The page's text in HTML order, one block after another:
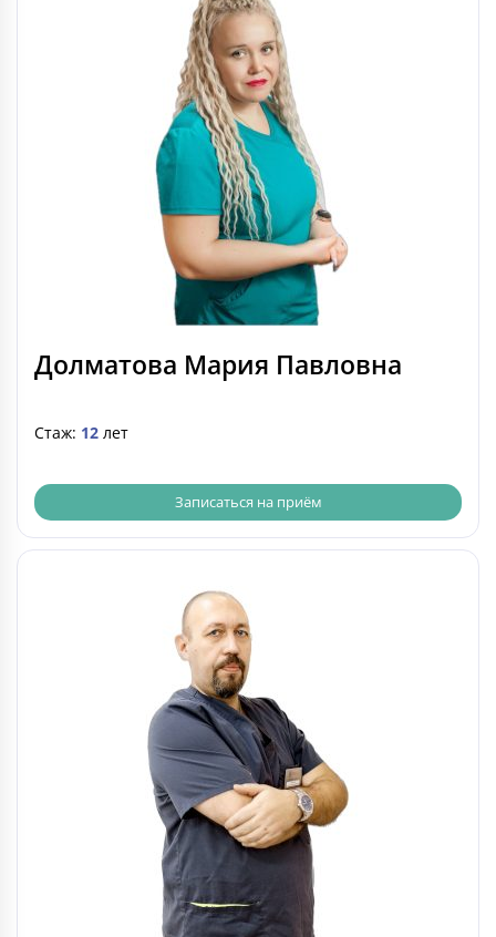
Долматова Мария Павловна
Стаж: 12 лет
Записаться на приём